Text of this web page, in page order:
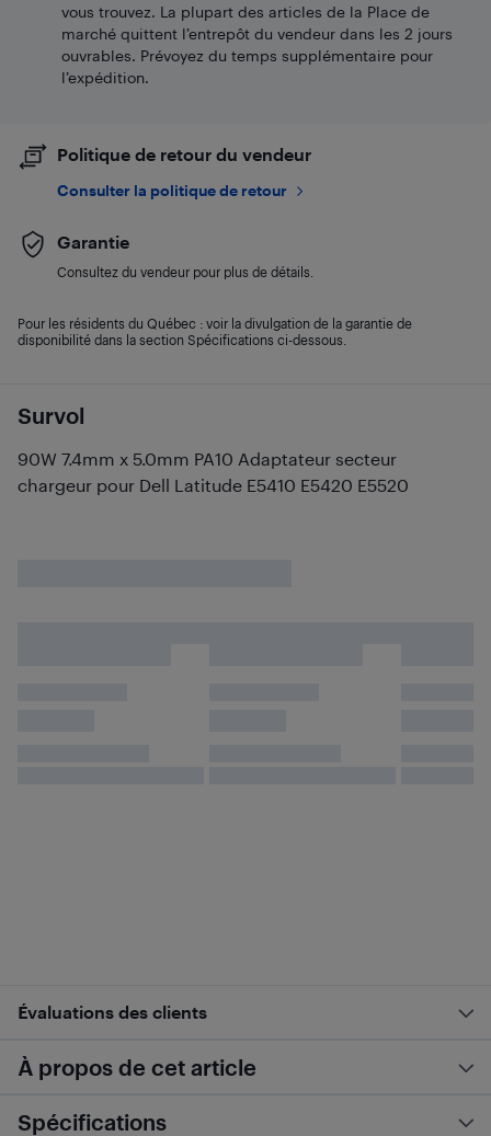
Survol
90W 7.4mm x 5.0mm PA10 Adaptateur secteur
chargeur pour Dell Latitude E5410 E5420 E5520
vous trouvez. La plupart des articles de la Place de
marché quittent l’entrepôt du vendeur dans les 2 jours
ouvrables. Prévoyez du temps supplémentaire pour
l’expédition.
Politique de retour du vendeur
Consulter la politique de retour
Garantie
Consultez du vendeur pour plus de détails.
Pour les résidents du Québec : voir la divulgation de la garantie de
disponibilité dans la section Spécifications ci-dessous.
Évaluations des clients
À propos de cet article
Spécifications